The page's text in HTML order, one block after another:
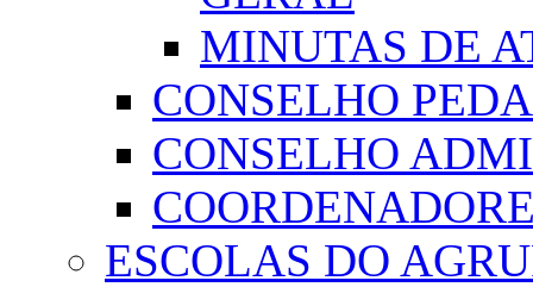
MINUTAS DE
CONSELHO
CONSELHO
ESCOLAS DO